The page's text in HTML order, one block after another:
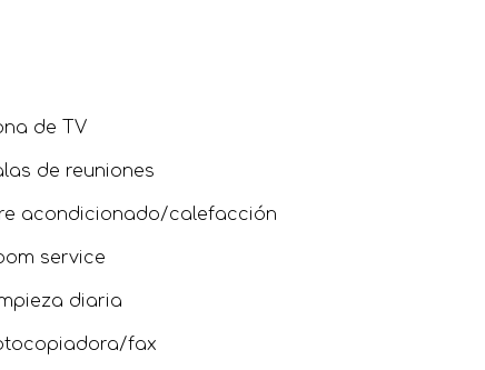
de TV
de reuniones
acondicionado/calefacción
service
diaria
fax